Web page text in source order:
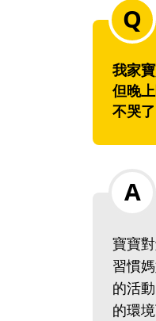
我家
但晚
不哭
寶寶
習慣
的活
的環